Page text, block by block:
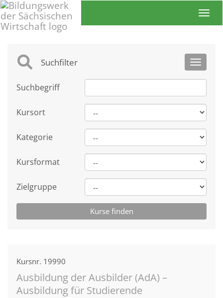
Toggle
Suchfilter
Suchbegriff
Kursort
Kategorie
Kursformat
Zielgruppe
Kursnr. 19990
Ausbildung der Ausbilder (AdA) –
Ausbildung für Studierende